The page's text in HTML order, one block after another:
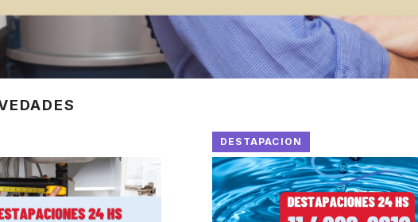
DESTAPACION